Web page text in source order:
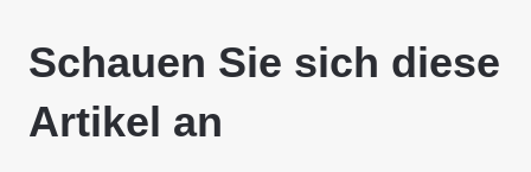
Schauen Sie sich diese
Artikel an